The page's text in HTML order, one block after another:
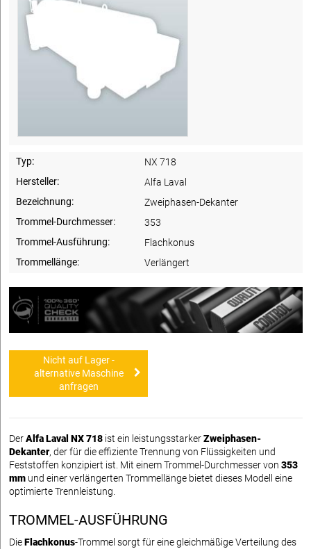
Typ:
NX 718
Hersteller:
Alfa Laval
Bezeichnung:
Zweiphasen-Dekanter
Trommel-Durchmesser:
353
Trommel-Ausführung:
Flachkonus
Trommellänge:
Verlängert
Nicht auf Lager -
alternative Maschine
anfragen
DerAlfa Laval NX 718 ist ein leistungsstarkerZweiphasen-
Dekanter, der für die effiziente Trennung von Flüssigkeiten und
Feststoffen konzipiert ist. Mit einem Trommel-Durchmesser von 353
mm und einer verlängerten Trommellänge bietet dieses Modell eine
optimierte Trennleistung.
TROMMEL-AUSFÜHRUNG
DieFlachkonus-Trommel sorgt für eine gleichmäßige Verteilung des